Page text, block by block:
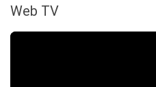
Web TV